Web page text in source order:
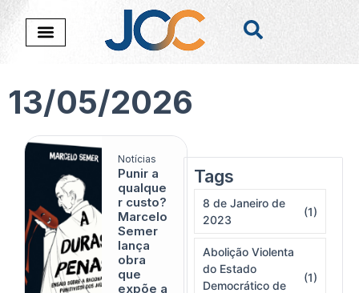
13/05/2026
Nada foi encontado
Notícias
Punir a
qualque
r custo?
Marcelo
Semer
lança
obra
que
expõe a
Tags
8 de Janeiro de
2023
(1)
Abolição Violenta
do Estado
Democrático de
(1)